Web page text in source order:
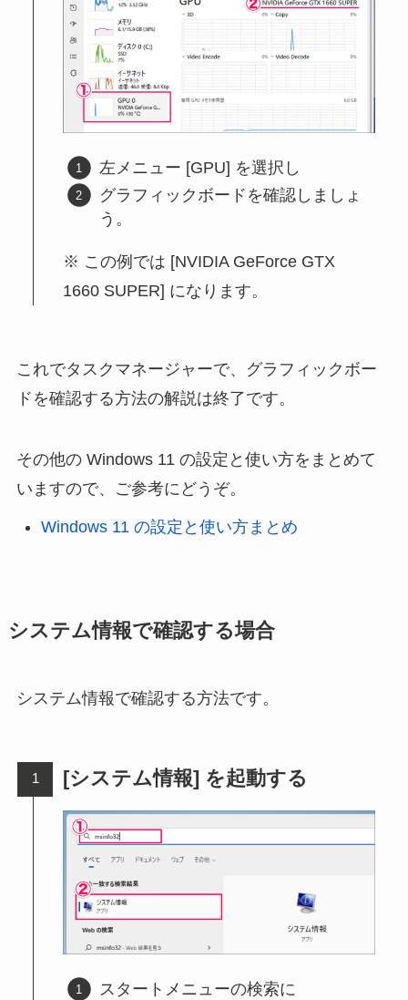
左メニュー [GPU] を選択し
グラフィックボードを確認しましょ
う。
この例では [NVIDIA GeForce GTX
1660 SUPER] になります。
これでタスクマネージャーで、グラフィックボー
ドを確認する方法の解説は終了です。
その他の Windows 11 の設定と使い方をまとめて
いますので、ご参考にどうぞ。
Windows 11 の設定と使い方まとめ
システム情報で確認する場合
システム情報で確認する方法です。
[システム情報] を起動する
スタートメニューの検索に